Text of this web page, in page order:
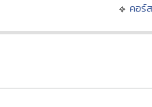
คอร์